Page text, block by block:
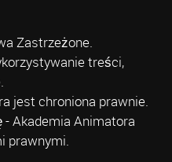
Zastrzeżone.
treści,
jest chroniona prawnie.
- Akademia Animatora
prawnymi.